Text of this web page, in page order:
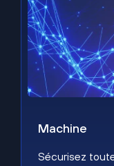
Machine
Sécurisez